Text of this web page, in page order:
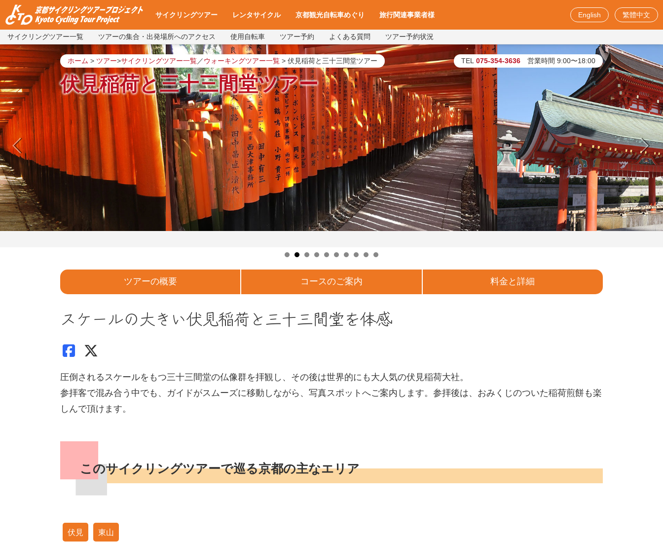
サイクリングツアー
サイクリングツアー一覧
集合・出発場所へのアクセス
使用自転車
ツアー予約
よくある質問
ツアー予約状況
レンタサイクル
車種と料金
各サイクルターミナルへのアクセス
レンタサイクル予約
お役立ち情報
よくある質問
京都観光自転車めぐり 旅行関連事業者様
旅行会社様へ
宿泊施設様へ
旅行関連業者様向けお問い合わせフォーム
English 繁體中文
サイクリングツアー一覧 ツアーの集合・出発場所へのアクセス 使用自転車 ツアー予約 よくある質問 ツアー予約状況
TEL 075-354-3636 営業時間 9:00〜18:00
ツアーの概要 コースのご案内 料金と詳細
ホーム > ツアー>サイクリングツアー一覧／ウォーキングツアー一覧 > 伏見稲荷と三十三間堂ツアー
伏見稲荷と三十三間堂ツアー
スケールの大きい伏見稲荷と三十三間堂を体感
圧倒されるスケールをもつ三十三間堂の仏像群を拝観し、その後は世界的にも大人気の伏見稲荷大社。
参拝客で混み合う中でも、ガイドがスムーズに移動しながら、写真スポットへご案内します。参拝後は、おみくじのついた稲荷煎餅も楽
しんで頂けます。
このサイクリングツアーで巡る京都の主なエリア
伏見 東山